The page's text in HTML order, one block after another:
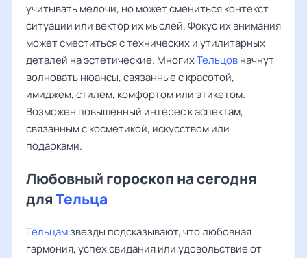
учитывать мелочи, но может смениться контекст
ситуации или вектор их мыслей. Фокус их внимания
может сместиться с технических и утилитарных
деталей на эстетические. МногихТельцовначнут
волновать нюансы, связанные с красотой,
имиджем, стилем, комфортом или этикетом.
Возможен повышенный интерес к аспектам,
связанным с косметикой, искусством или
подарками.
Любовный гороскоп на сегодня
дляТельца
Тельцамзвезды подсказывают, что любовная
гармония, успех свидания или удовольствие от